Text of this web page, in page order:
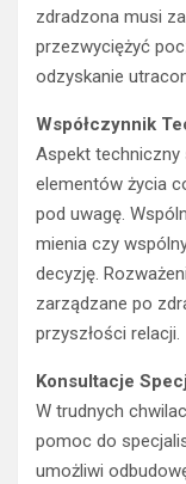
zdradzona musi
przezwyciężyć
odzyskanie
Współczynnik
Aspekt
elementów życia
pod uwagę.
mienia czy
decyzję.
zarządzane po
przyszłości relacji.
Konsultacje
W trudnych
pomoc do
umożliwi